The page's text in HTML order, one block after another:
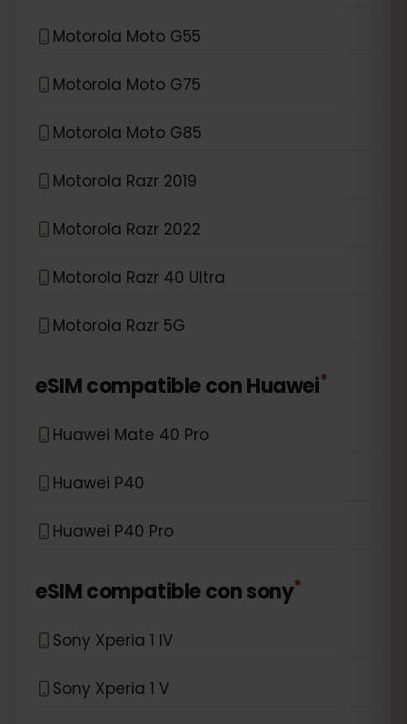
Motorola Moto G55
Motorola Moto G75
Motorola Moto G85
Motorola Razr 2019
Motorola Razr 2022
Motorola Razr 40 Ultra
Motorola Razr 5G
eSIM compatible conHuawei*
Huawei Mate 40 Pro
Huawei P40
Huawei P40 Pro
eSIM compatible consony*
Sony Xperia 1 IV
Sony Xperia 1 V